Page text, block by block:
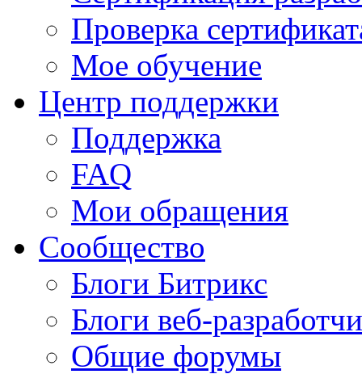
Проверка
Мое обучение
Центр поддержки
Поддержка
FAQ
Мои обращения
Сообщество
Блоги Битрикс
Блоги веб-
Общие форумы